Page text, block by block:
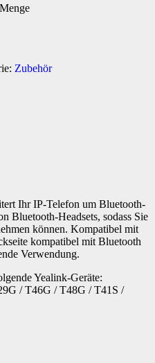
Zubehör
Ihr IP-Telefon um Bluetooth-
Bluetooth-Headsets, sodass Sie
können. Kompatibel mit
kompatibel mit Bluetooth
Verwendung.
Yealink-Geräte:
/ T46G / T48G / T41S /